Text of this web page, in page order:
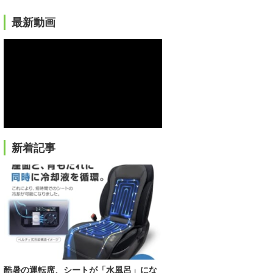
最新動画
新着記事
酷暑の運転席、シートが「水風呂」にな